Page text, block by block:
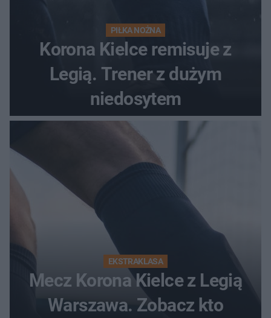
PIŁKA NOŻNA
Korona Kielce remisuje z
Legią. Trener z dużym
niedosytem
EKSTRAKLASA
Mecz Korona Kielce z Legią
Warszawa. Zobacz kto